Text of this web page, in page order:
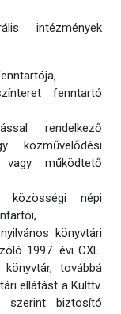
intézmények
fenntartó
rendelkező
közművelődési
működtető
közösségi népi
könyvtári
1997. évi CXL.
továbbá
ellátást a Kulttv.
biztosító